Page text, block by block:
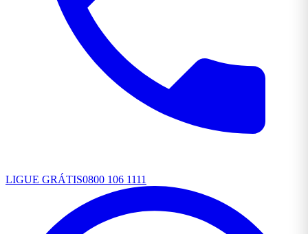
LIGUE GRÁTIS0800 106 1111